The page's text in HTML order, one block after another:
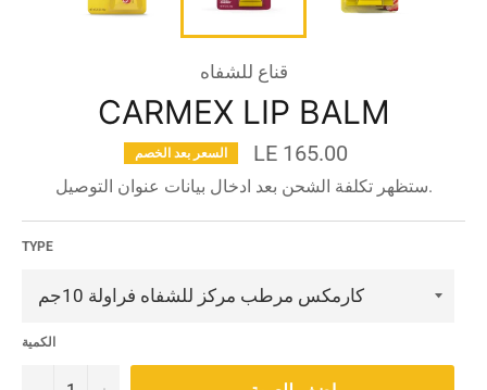
قناع للشفاه
CARMEX LIP BALM
السعر بعد الخصم LE 165.00
قبل
الخصم
ستظهر تكلفة الشحن بعد ادخال بيانات عنوان التوصيل.
TYPE
الكمية